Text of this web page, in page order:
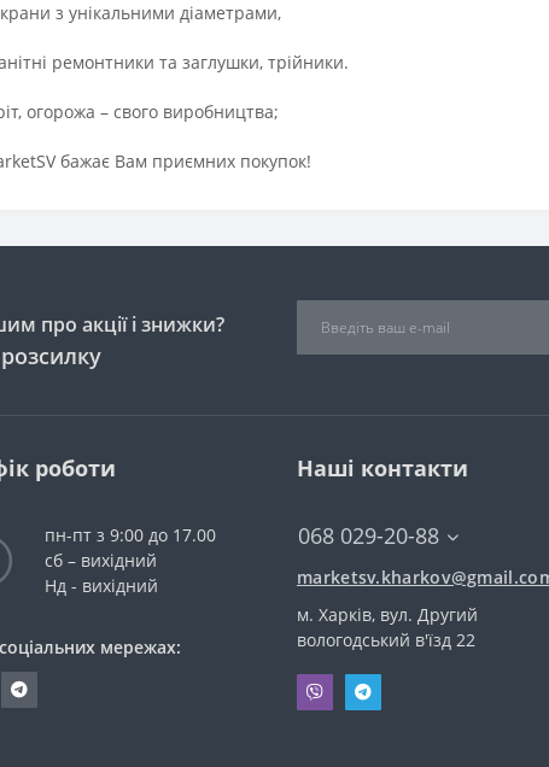
з унікальними діаметрами,
ремонтники та заглушки, трійники.
огорожа – свого виробництва;
бажає Вам приємних покупок!
про акції і знижки?
роботи
пн-пт з 9:00 до 17.00
сб – вихідний
Нд - вихідний
мережах:
Наші контакти
068 029-20-88
м. Харків, вул. Другий
вологодський в'їзд 22